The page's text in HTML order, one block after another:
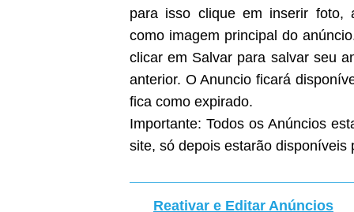
para isso clique em inserir
como imagem principal do
clicar em Salvar para salvar seu
anterior. O Anuncio ficará
fica como expirado.
Importante: Todos os Anúncios
site, só depois estarão disponíveis
Reativar e Editar Anúncios